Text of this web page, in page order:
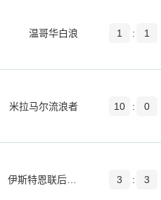
温哥华白浪 1 : 1
米拉马尔流浪者 10 : 0
3 : 3